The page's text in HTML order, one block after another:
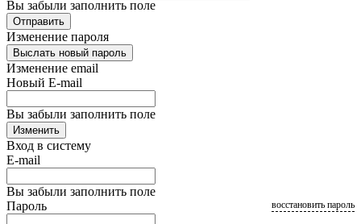
Вы забыли заполнить поле
Отправить
Изменение пароля
Выслать новый пароль
Изменение email
Новый E-mail
Вы забыли заполнить поле
Изменить
Вход в систему
E-mail
Вы забыли заполнить поле
Пароль
восстановить пароль